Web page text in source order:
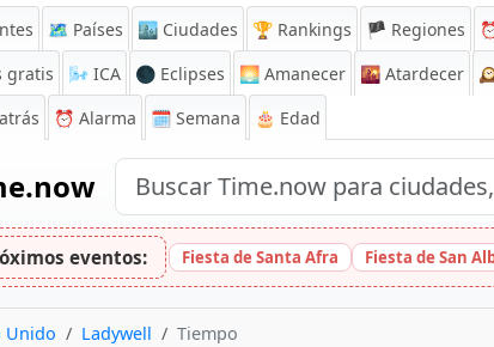
🗺️ Países 🏙️ Ciudades 🏆 Rankings 🏴 Regiones
gratis
🌬️ ICA 🌑 Eclipses 🌅 Amanecer 🌇 Atardecer
⏰ Alarma 🗓️ Semana 🎂 Edad
eventos: Fiesta de Santa Afra Fiesta de San
Unido Ladywell Tiempo